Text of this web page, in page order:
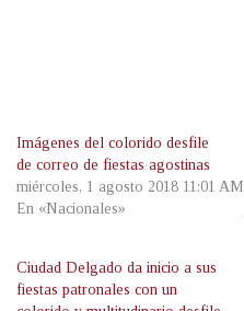
Imágenes del colorido desfile
de correo de fiestas agostinas
miércoles, 1 agosto 2018 11:01 AM
En «Nacionales»
Ciudad Delgado da inicio a sus
fiestas patronales con un